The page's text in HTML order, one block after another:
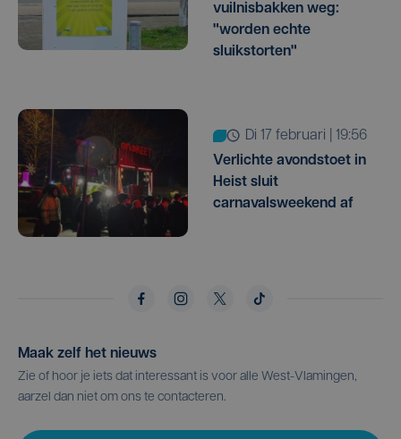
vuilnisbakken weg:
"worden echte
sluikstorten"
di 17 februari | 19:56
Verlichte avondstoet in
Heist sluit
carnavalsweekend af
Maak zelf het nieuws
Zie of hoor je iets dat interessant is voor alle West-Vlamingen,
aarzel dan niet om ons te contacteren.